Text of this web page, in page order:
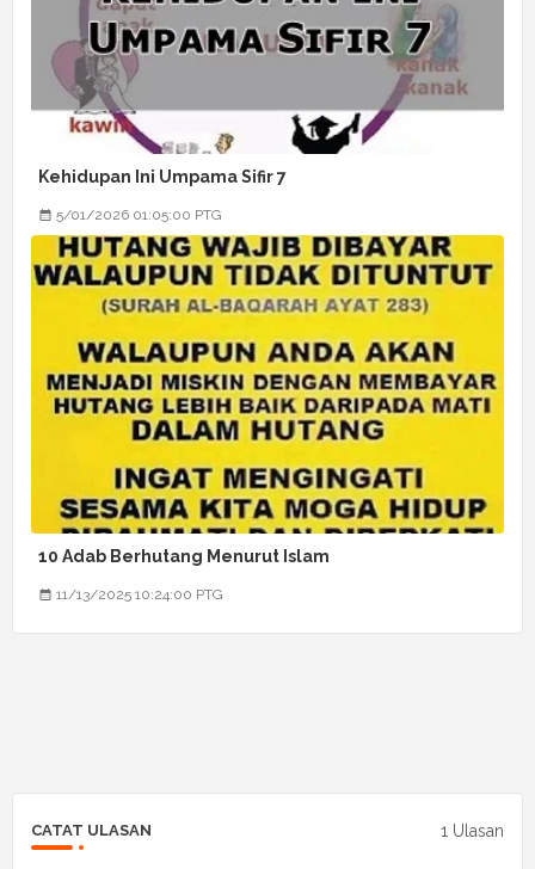
Kehidupan Ini Umpama Sifir 7
5/01/2026 01:05:00 PTG
10 Adab Berhutang Menurut Islam
11/13/2025 10:24:00 PTG
CATAT ULASAN 1 Ulasan